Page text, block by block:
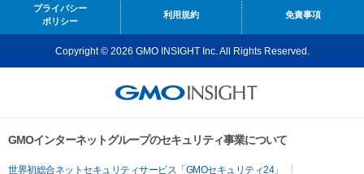
プライバシー
ポリシー
利用規約 免責事項
Copyright © 2026 GMO INSIGHT Inc. All Rights Reserved.
GMOインターネットグループのセキュリティ事業について
世界初総合ネットセキュリティサービス「GMOセキュリティ24」